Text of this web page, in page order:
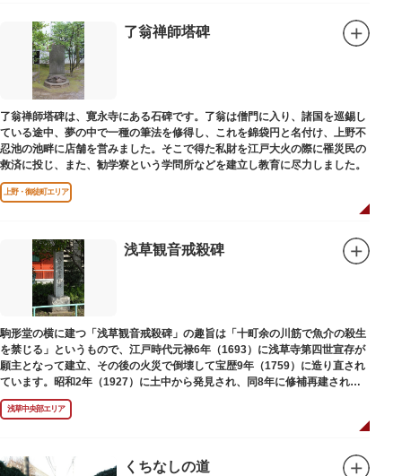
了翁禅師塔碑
了翁禅師塔碑は、寛永寺にある石碑です。了翁は僧門に入り、諸国を巡錫し
ている途中、夢の中で一種の筆法を修得し、これを錦袋円と名付け、上野不
忍池の池畔に店舗を営みました。そこで得た私財を江戸大火の際に罹災民の
救済に投じ、また、勧学寮という学問所などを建立し教育に尽力しました。
上野・御徒町エリア
浅草観音戒殺碑
駒形堂の横に建つ「浅草観音戒殺碑」の趣旨は「十町余の川筋で魚介の殺生
を禁じる」というもので、江戸時代元禄6年（1693）に浅草寺第四世宣存が
願主となって建立、その後の火災で倒壊して宝歴9年（1759）に造り直され
ています。昭和2年（1927）に土中から発見され、同8年に修補再建された
碑がどちらのものであるかは不明です。
浅草中央部エリア
くちなしの道